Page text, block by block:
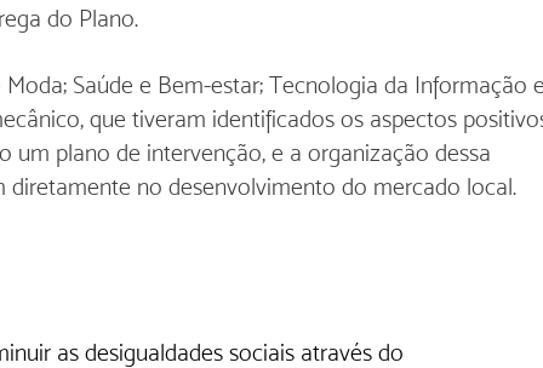
do Plano.
Saúde e Bem-estar; Tecnologia da Informação
que tiveram identificados os aspectos
um plano de intervenção, e a organização dessa
diretamente no desenvolvimento do mercado local.
as desigualdades sociais através do